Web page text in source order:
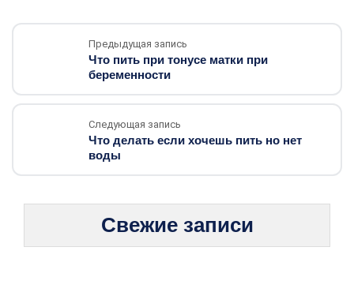
Предыдущая запись
Что пить при тонусе матки при
беременности
Следующая запись
Что делать если хочешь пить но нет
воды
Свежие записи